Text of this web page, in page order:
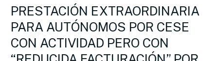
PRESTACIÓN EXTRAORDINARIA
PARA AUTÓNOMOS POR CESE
CON ACTIVIDAD PERO CON
PRESTACIÓN
PARA
AUTÓNOMOS